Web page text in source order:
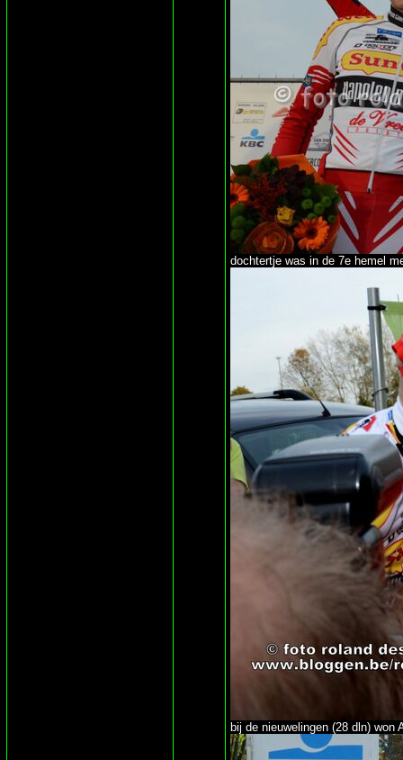
dochtertje was in de 7e hemel
bij de nieuwelingen (28 dln)